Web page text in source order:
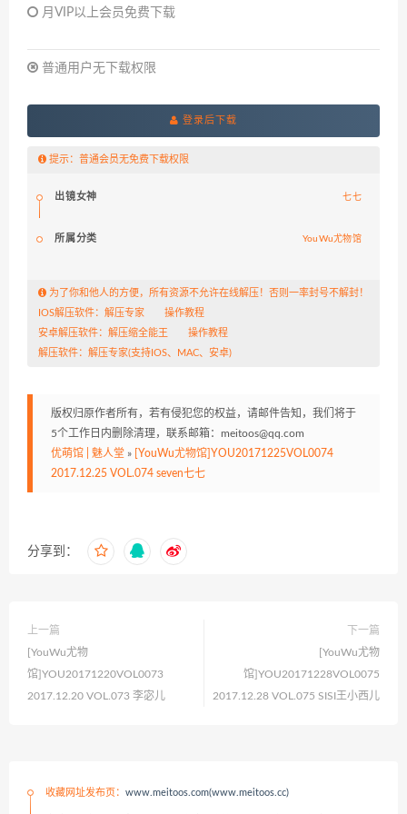
月VIP以上会员免费下载
普通用户无下载权限
登录后下载
提示：普通会员无免费下载权限
出镜女神 七七
所属分类 YouWu尤物馆
为了你和他人的方便，所有资源不允许在线解压！否则一率封号不解封！
IOS解压软件： 解压专家
操作教程
安卓解压软件： 解压缩全能王
操作教程
解压软件： 解压专家(支持IOS、MAC、安卓)
版权归原作者所有，若有侵犯您的权益，请邮件告知，我们将于
5个工作日内删除清理，联系邮箱：meitoos@qq.com
优萌馆 | 魅人堂 » [YouWu尤物馆]YOU20171225VOL0074
2017.12.25 VOL.074 seven七七
分享到：
上一篇
[YouWu尤物
馆]YOU20171220VOL0073
2017.12.20 VOL.073 李宓儿
下一篇
[YouWu尤物
馆]YOU20171228VOL0075
2017.12.28 VOL.075 SISI王小西儿
收藏网址发布页： www.meitoos.com(www.meitoos.cc)